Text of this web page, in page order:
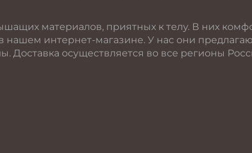
материалов, приятных к телу. В них
интернет-магазине. У нас они
Доставка осуществляется во все регионы